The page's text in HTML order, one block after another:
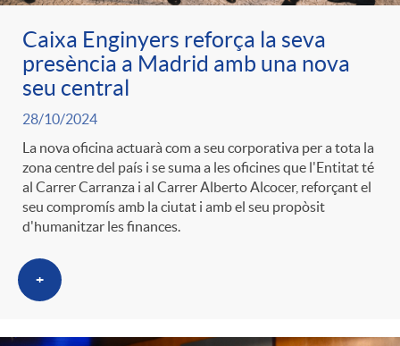
Caixa Enginyers reforça la seva
presència a Madrid amb una nova
seu central
28/10/2024
La nova oficina actuarà com a seu corporativa per a tota la
zona centre del país i se suma a les oficines que l'Entitat té
al Carrer Carranza i al Carrer Alberto Alcocer, reforçant el
seu compromís amb la ciutat i amb el seu propòsit
d'humanitzar les finances.
+